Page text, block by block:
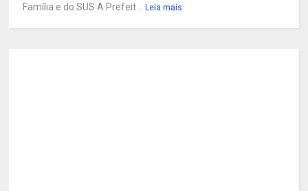
Família e do SUS A Prefeit...
Leia mais